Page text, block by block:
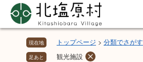
ジ
ュ
現在地 トップページ > 分類でさがす
足あと 観光施設